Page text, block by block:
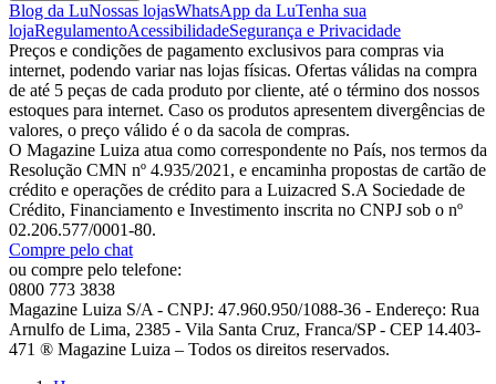
Blog da LuNossas lojasWhatsApp da LuTenha sua
lojaRegulamentoAcessibilidadeSegurança e Privacidade
Preços e condições de pagamento exclusivos para compras via
internet, podendo variar nas lojas físicas. Ofertas válidas na compra
de até 5 peças de cada produto por cliente, até o término dos nossos
estoques para internet. Caso os produtos apresentem divergências de
valores, o preço válido é o da sacola de compras.
O Magazine Luiza atua como correspondente no País, nos termos da
Resolução CMN nº 4.935/2021, e encaminha propostas de cartão de
crédito e operações de crédito para a Luizacred S.A Sociedade de
Crédito, Financiamento e Investimento inscrita no CNPJ sob o nº
02.206.577/0001-80.
Compre pelo chat
ou compre pelo telefone:
0800 773 3838
Magazine Luiza S/A - CNPJ: 47.960.950/1088-36 - Endereço: Rua
Arnulfo de Lima, 2385 - Vila Santa Cruz, Franca/SP - CEP 14.403-
471 ® Magazine Luiza – Todos os direitos reservados.